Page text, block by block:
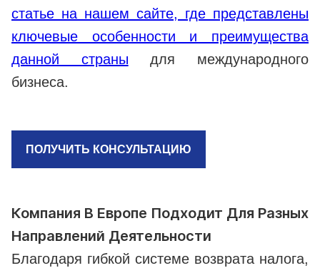
статье на нашем сайте, где представлены
ключевые особенности и преимущества
данной страны для международного
бизнеса.
ПОЛУЧИТЬ КОНСУЛЬТАЦИЮ
Компания В Европе Подходит Для Разных
Направлений Деятельности
Благодаря гибкой системе возврата налога,